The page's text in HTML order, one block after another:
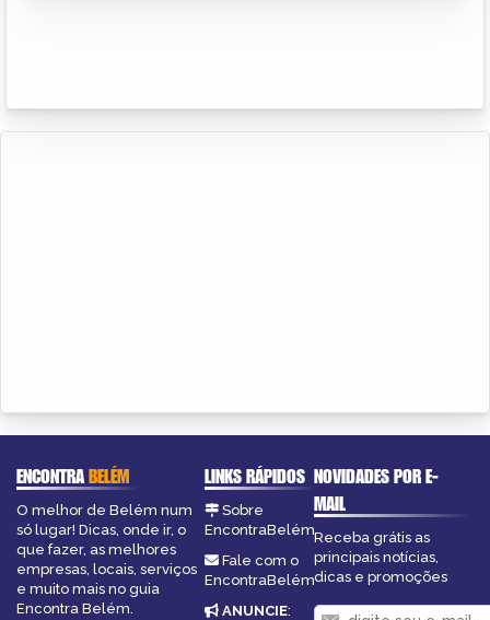
ENCONTRABELÉM
O melhor de Belém num
só lugar! Dicas, onde ir, o
que fazer, as melhores
empresas, locais, serviços
e muito mais no guia
Encontra Belém.
LINKS RÁPIDOS
Sobre
EncontraBelém
Fale com o
EncontraBelém
ANUNCIE:
NOVIDADES POR E-
MAIL
Receba grátis as
principais notícias,
dicas e promoções